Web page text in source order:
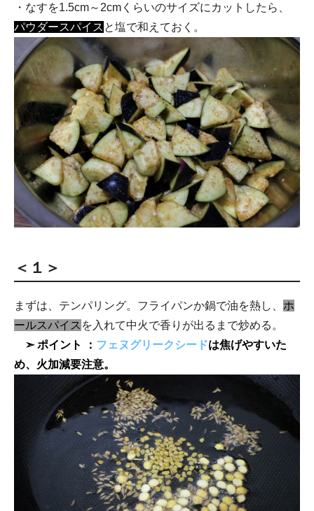
・なすを1.5cm～2cmくらいのサイズにカットしたら、
パウダースパイス と塩で和えておく。
＜１＞
まずは、テンパリング。フライパンか鍋で油を熱し、 ホ
ールスパイス を入れて中火で香りが出るまで炒める。
➣ ポイント ： フェヌグリークシードは焦げやすいた
め、火加減要注意。